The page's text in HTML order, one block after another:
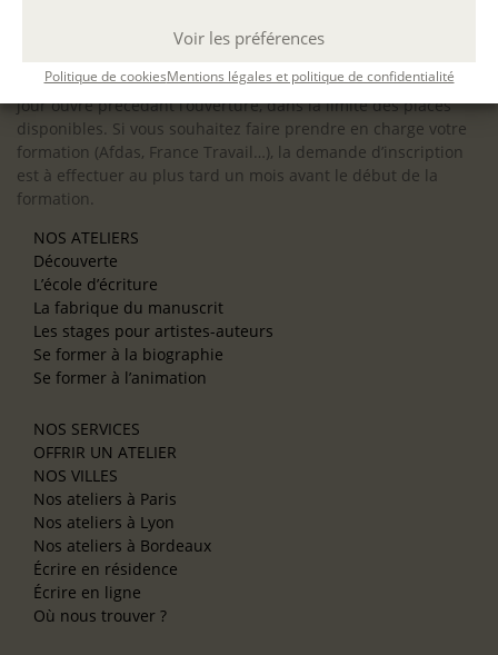
Voir les préférences
Politique de cookiesMentions légales et politique de confidentialité
supports, accessibilité de nos salles).
inscriptions à nos activités sont ouvertes jusqu’au dernier
jour ouvré précédant l’ouverture, dans la limite des places
disponibles. Si vous souhaitez faire prendre en charge votre
formation (Afdas, France Travail…), la demande d’inscription
est à effectuer au plus tard un mois avant le début de la
formation.
NOS ATELIERS
Découverte
L’école d’écriture
La fabrique du manuscrit
Les stages pour artistes-auteurs
Se former à la biographie
Se former à l’animation
NOS SERVICES
OFFRIR UN ATELIER
NOS VILLES
Nos ateliers à Paris
Nos ateliers à Lyon
Nos ateliers à Bordeaux
Écrire en résidence
Écrire en ligne
Où nous trouver ?